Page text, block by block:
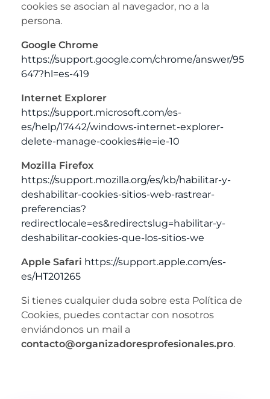
cookies se asocian al navegador, no a la
persona.
Google Chrome
https://support.google.com/chrome/answer/95
647?hl=es-419
Internet Explorer
https://support.microsoft.com/es-
es/help/17442/windows-internet-explorer-
delete-manage-cookies#ie=ie-10
Mozilla Firefox
https://support.mozilla.org/es/kb/habilitar-y-
deshabilitar-cookies-sitios-web-rastrear-
preferencias?
redirectlocale=es&redirectslug=habilitar-y-
deshabilitar-cookies-que-los-sitios-we
Apple Safari https://support.apple.com/es-
es/HT201265
Si tienes cualquier duda sobre esta Política de
Cookies, puedes contactar con nosotros
enviándonos un mail a
contacto@organizadoresprofesionales.pro.